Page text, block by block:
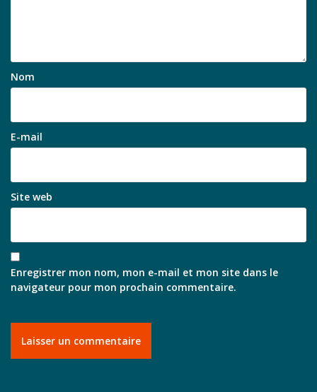
Nom
E-mail
Site web
Enregistrer mon nom, mon e-mail et mon site dans le
navigateur pour mon prochain commentaire.